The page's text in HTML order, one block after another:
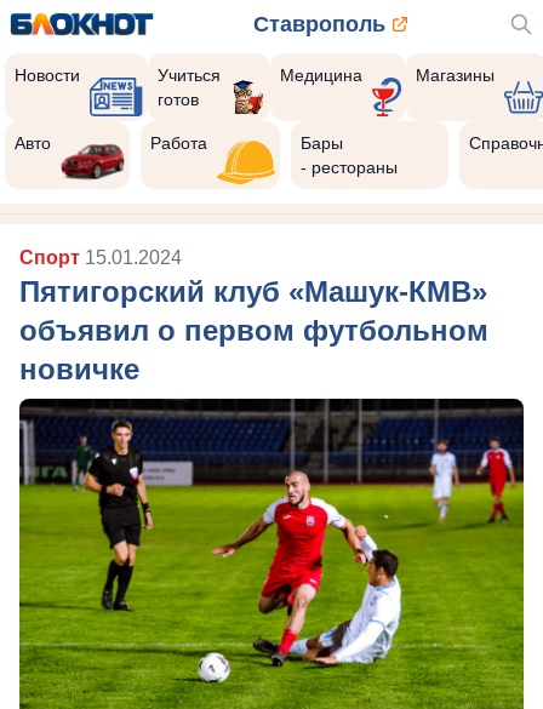
Ставрополь
Новости
Учиться
готов
Медицина Магазины
Авто Работа
Бары
- рестораны
Спорт 15.01.2024
Пятигорский клуб «Машук-КМВ»
объявил о первом футбольном
новичке